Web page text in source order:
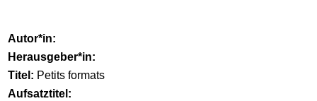
Autor*in:
Herausgeber*in:
Titel: Petits formats
Aufsatztitel: